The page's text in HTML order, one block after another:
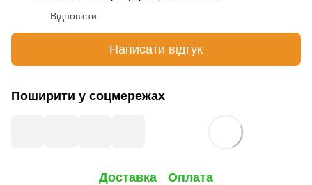
Відповісти
Написати відгук
Поширити у соцмережах
Доставка Оплата